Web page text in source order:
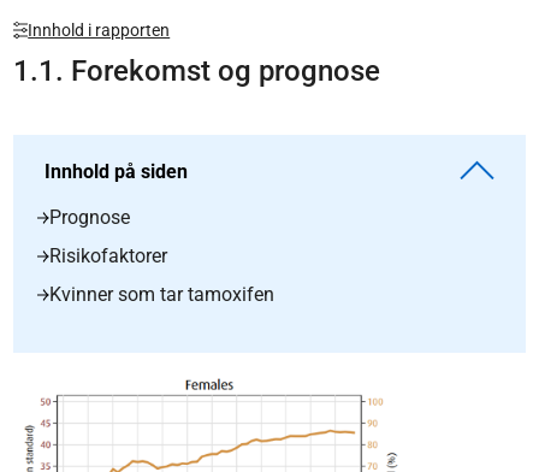
Innhold i rapporten
1.1. Forekomst og prognose
Innhold på siden
Prognose
Risikofaktorer
Kvinner som tar tamoxifen